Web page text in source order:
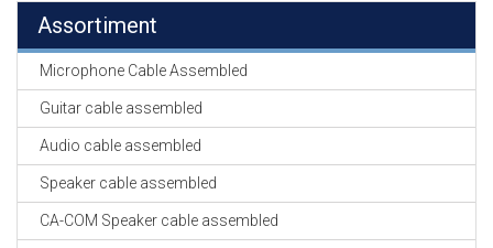
Assortiment
Microphone Cable Assembled
Guitar cable assembled
Audio cable assembled
Speaker cable assembled
CA-COM Speaker cable assembled